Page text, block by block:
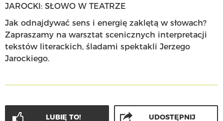
JAROCKI: SŁOWO W TEATRZE
Jak odnajdywać sens i energię zaklętą w słowach?
Zapraszamy na warsztat scenicznych interpretacji
tekstów literackich, śladami spektakli Jerzego
Jarockiego.
LUBIĘ TO! UDOSTĘPNIJ